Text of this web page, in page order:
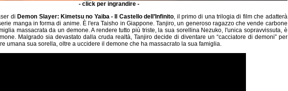
- click per ingrandire -
di Demon Slayer: Kimetsu no Yaiba - Il Castello dell’Infinito, il primo di una trilogia di film che adatterà
manga in forma di anime. È l'era Taisho in Giappone. Tanjiro, un generoso ragazzo che vende carbone
massacrata da un demone. A rendere tutto più triste, la sua sorellina Nezuko, l'unica sopravvissuta, è
Malgrado sia devastato dalla cruda realtà, Tanjiro decide di diventare un “cacciatore di demoni” per
umana sua sorella, oltre a uccidere il demone che ha massacrato la sua famiglia.